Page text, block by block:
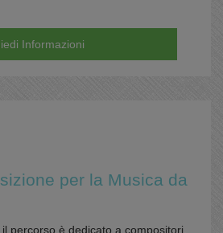
Informazioni
per la Musica da
percorso è dedicato a compositori,